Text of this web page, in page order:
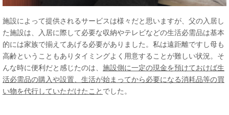
施設によって提供されるサービスは様々だと思いますが、父の入居し
た施設は、入居に際して必要な収納やテレビなどの生活必需品は基本
的には家族で揃えてあげる必要がありました。私は遠距離ですし母も
高齢ということもありタイミングよく用意することが難しい状況。そ
んな時に便利だと感じたのは、 施設側に一定の現金を預けておけば生
活必需品の購入や設置、生活が始まってから必要になる消耗品等の買
い物を代行していただけたこと でした。